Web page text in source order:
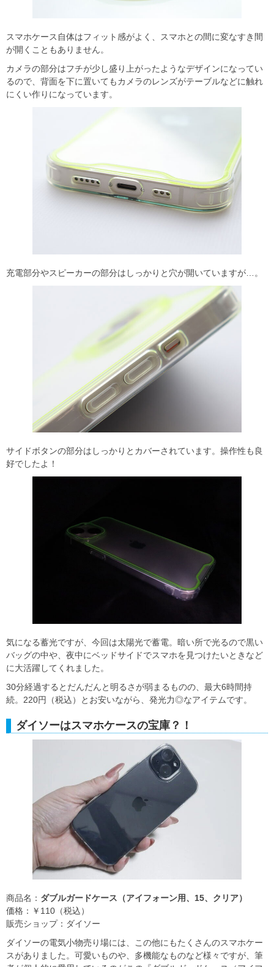
スマホケース自体はフィット感がよく、スマホとの間に変なすき間
が開くこともありません。
カメラの部分はフチが少し盛り上がったようなデザインになってい
るので、背面を下に置いてもカメラのレンズがテーブルなどに触れ
にくい作りになっています。
充電部分やスピーカーの部分はしっかりと穴が開いていますが…。
サイドボタンの部分はしっかりとカバーされています。操作性も良
好でしたよ！
気になる蓄光ですが、今回は太陽光で蓄電。暗い所で光るので黒い
バッグの中や、夜中にベッドサイドでスマホを見つけたいときなど
に大活躍してくれました。
30分経過するとだんだんと明るさが弱まるものの、最大6時間持
続。220円（税込）とお安いながら、発光力◎なアイテムです。
ダイソーはスマホケースの宝庫？！
商品名： ダブルガードケース（アイフォーン用、15、クリア）
価格：￥110（税込）
販売ショップ：ダイソー
ダイソーの電気小物売り場には、この他にもたくさんのスマホケー
スがありました。可愛いものや、多機能なものなど様々ですが、筆